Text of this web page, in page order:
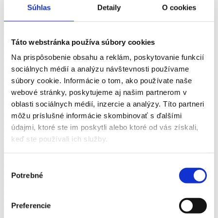
Súhlas Detaily O cookies
Táto webstránka používa súbory cookies
Na prispôsobenie obsahu a reklám, poskytovanie funkcií
sociálnych médií a analýzu návštevnosti používame
súbory cookie. Informácie o tom, ako používate naše
webové stránky, poskytujeme aj našim partnerom v
oblasti sociálnych médií, inzercie a analýzy. Títo partneri
môžu príslušné informácie skombinovať s ďalšími
údajmi, ktoré ste im poskytli alebo ktoré od vás získali,
keď ste používali ich služby.
súhlasu
Potrebné
Preferencie
Záhradník
Inštruktor autoškoly
Špeciálny pedagóg
Lektor, školiteľ
Učiteľ materskej školy
Učiteľ strednej školy
Učiteľ základnej školy
Vychovávateľ
Vysokoškolský učiteľ
Animátor
Barman/ka-barista/ka
Čašník, servírka
Delegát cestovnej kancelárie, sprievodca
Kuchár, šéfkuchár
Plavčík
Chyžná
Recepčná